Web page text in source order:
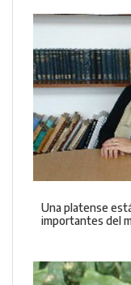
Una platense
importantes del